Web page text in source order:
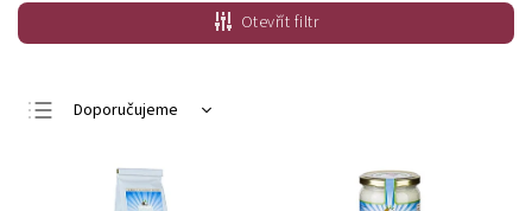
Otevřít filtr
Doporučujeme
Nejdražší